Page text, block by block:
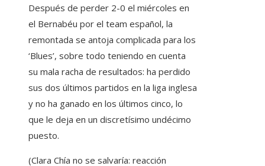
Después de perder 2-0 el miércoles en
el Bernabéu por el team español, la
remontada se antoja complicada para los
‘Blues’, sobre todo teniendo en cuenta
su mala racha de resultados: ha perdido
sus dos últimos partidos en la liga inglesa
y no ha ganado en los últimos cinco, lo
que le deja en un discretísimo undécimo
puesto.
(Clara Chía no se salvaría: reacción